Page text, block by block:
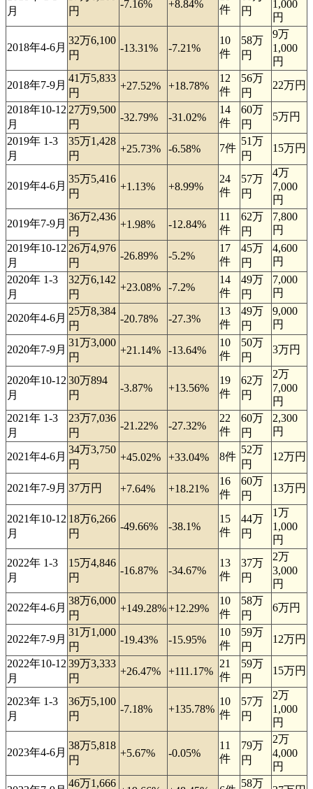
月
円
-7.16% +8.84%
件
円
1,000
円
2018年4-6月
32万6,100
円
-13.31% -7.21%
10
件
58万
円
9万
1,000
円
2018年7-9月
41万5,833
円
+27.52% +18.78%
12
件
56万
円
22万円
2018年10-12
月
27万9,500
円
-32.79% -31.02%
14
件
60万
円
5万円
2019年 1-3
月
35万1,428
円
+25.73% -6.58% 7件
51万
円
15万円
2019年4-6月
35万5,416
円
+1.13% +8.99%
24
件
57万
円
4万
7,000
円
2019年7-9月
36万2,436
円
+1.98% -12.84%
11
件
62万
円
7,800
円
2019年10-12
月
26万4,976
円
-26.89% -5.2%
17
件
45万
円
4,600
円
2020年 1-3
月
32万6,142
円
+23.08% -7.2%
14
件
49万
円
7,000
円
2020年4-6月
25万8,384
円
-20.78% -27.3%
13
件
49万
円
9,000
円
2020年7-9月
31万3,000
円
+21.14% -13.64%
10
件
50万
円
3万円
2020年10-12
月
30万894
円
-3.87% +13.56%
19
件
62万
円
2万
7,000
円
2021年 1-3
月
23万7,036
円
-21.22% -27.32%
22
件
60万
円
2,300
円
2021年4-6月
34万3,750
円
+45.02% +33.04% 8件
52万
円
12万円
2021年7-9月 37万円 +7.64% +18.21%
16
件
60万
円
13万円
2021年10-12
月
18万6,266
円
-49.66% -38.1%
15
件
44万
円
1万
1,000
円
2022年 1-3
月
15万4,846
円
-16.87% -34.67%
13
件
37万
円
2万
3,000
円
2022年4-6月
38万6,000
円
+149.28%+12.29%
10
件
58万
円
6万円
2022年7-9月
31万1,000
円
-19.43% -15.95%
10
件
59万
円
12万円
2022年10-12
月
39万3,333
円
+26.47% +111.17%
21
件
59万
円
15万円
2023年 1-3
月
36万5,100
円
-7.18% +135.78%
10
件
57万
円
2万
1,000
円
2023年4-6月
38万5,818
円
+5.67% -0.05%
11
件
79万
円
2万
4,000
円
46万1,666
58万